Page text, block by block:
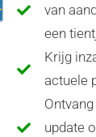
van
een
Krijg
actuele
update